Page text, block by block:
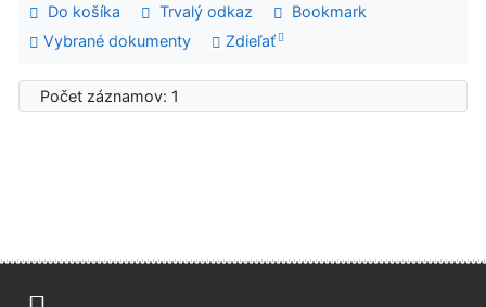
Do košíka Trvalý odkaz
Bookmark
Vybrané dokumenty
Zdieľať
Počet záznamov: 1